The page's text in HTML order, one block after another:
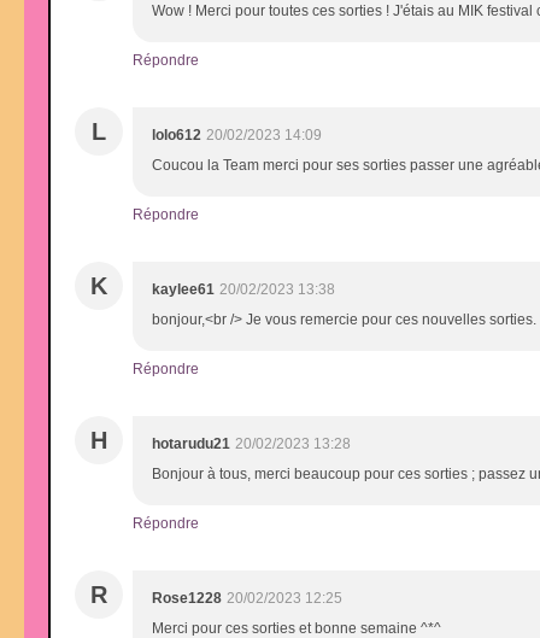
Wow ! Merci pour toutes ces sorties ! J'étais au MIK
Répondre
L lolo612 20/02/2023 14:09
Coucou la Team merci pour ses sorties passer une
Répondre
K kaylee61 20/02/2023 13:38
bonjour,<br /> Je vous remercie pour ces nouvelles
Répondre
H hotarudu21 20/02/2023 13:28
Bonjour à tous, merci beaucoup pour ces sorties ; passez
Répondre
R Rose1228 20/02/2023 12:25
Merci pour ces sorties et bonne semaine ^*^